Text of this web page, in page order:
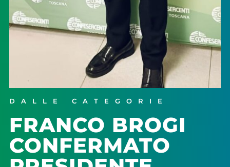
DALLE CATEGORIE
FRANCO BROGI
CONFERMATO